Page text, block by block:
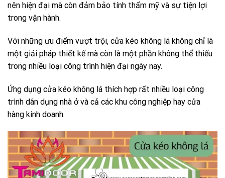
nên hiện đại mà còn đảm bảo tính thẩm mỹ và sự tiện lợi
trong vận hành.
Với những ưu điểm vượt trội, cửa kéo không lá không chỉ là
một giải pháp thiết kế mà còn là một phần không thể thiếu
trong nhiều loại công trình hiện đại ngày nay.
Ứng dụng cửa kéo không lá thích hợp rất nhiều loại công
trình dân dụng nhà ở và cả các khu công nghiệp hay cửa
hàng kinh doanh.